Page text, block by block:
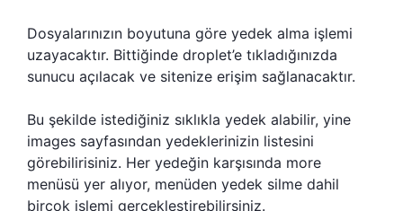
Dosyalarınızın boyutuna göre yedek alma işlemi
uzayacaktır. Bittiğinde droplet’e tıkladığınızda
sunucu açılacak ve sitenize erişim sağlanacaktır.
Bu şekilde istediğiniz sıklıkla yedek alabilir, yine
images sayfasından yedeklerinizin listesini
görebilirisiniz. Her yedeğin karşısında more
menüsü yer alıyor, menüden yedek silme dahil
birçok işlemi gerçekleştirebilirsiniz.